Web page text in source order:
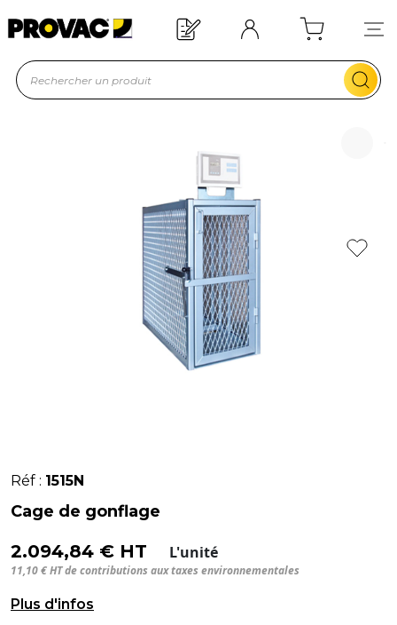
Offre de bienvenue : 20€ offerts !
En savoir plus
Réf : 1515N
Cage de gonflage
2.094,84 € HT L'unité
11,10 € HT de contributions aux taxes environnementales
Cage de gonflage PL - Intérieur : 1360x690x1350 mm.